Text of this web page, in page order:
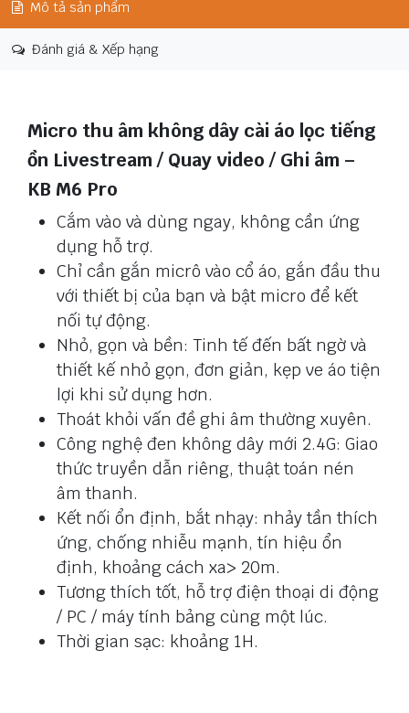
Mô tả sản phẩm
Đánh giá & Xếp hạng
Micro thu âm không dây cài áo lọc tiếng
ồn Livestream / Quay video / Ghi âm –
KB M6 Pro
Cắm vào và dùng ngay, không cần ứng
dụng hỗ trợ.
Chỉ cần gắn micrô vào cổ áo, gắn đầu thu
với thiết bị của bạn và bật micro để kết
nối tự động.
Nhỏ, gọn và bền: Tinh tế đến bất ngờ và
thiết kế nhỏ gọn, đơn giản, kẹp ve áo tiện
lợi khi sử dụng hơn.
Thoát khỏi vấn đề ghi âm thường xuyên.
Công nghệ đen không dây mới 2.4G: Giao
thức truyền dẫn riêng, thuật toán nén
âm thanh.
Kết nối ổn định, bắt nhạy: nhảy tần thích
ứng, chống nhiễu mạnh, tín hiệu ổn
định, khoảng cách xa> 20m.
Tương thích tốt, hỗ trợ điện thoại di động
/ PC / máy tính bảng cùng một lúc.
Thời gian sạc: khoảng 1H.